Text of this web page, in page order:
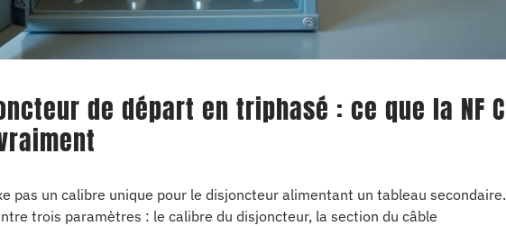
de départ en triphasé : ce que la NF C
pas un calibre unique pour le disjoncteur alimentant un tableau secondaire.
trois paramètres : le calibre du disjoncteur, la section du câble